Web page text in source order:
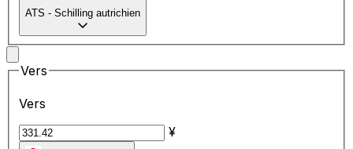
ATS - Schilling autrichien
Vers
Vers
¥